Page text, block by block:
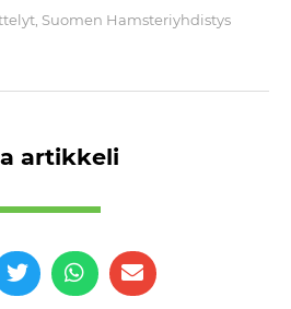
Suomen Hamsteriyhdistys
artikkeli